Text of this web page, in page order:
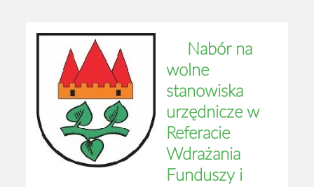
Nabór na
wolne
stanowiska
urzędnicze w
Referacie
Wdrażania
Funduszy i